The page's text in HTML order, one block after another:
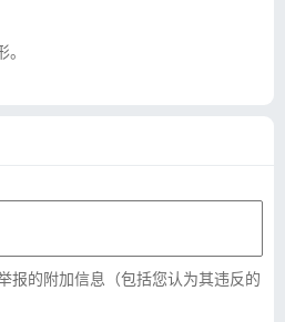
报的附加信息（包括您认为其违反的